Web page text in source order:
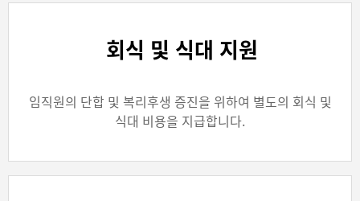
회식 및 식대 지원
임직원의 단합 및 복리후생 증진을 위하여 별도의 회식 및
식대 비용을 지급합니다.